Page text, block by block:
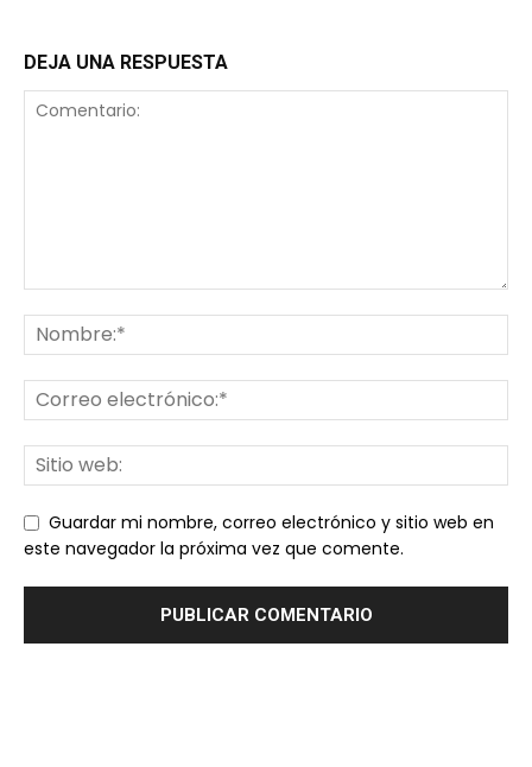
DEJA UNA RESPUESTA
Guardar mi nombre, correo electrónico y sitio web en
este navegador la próxima vez que comente.